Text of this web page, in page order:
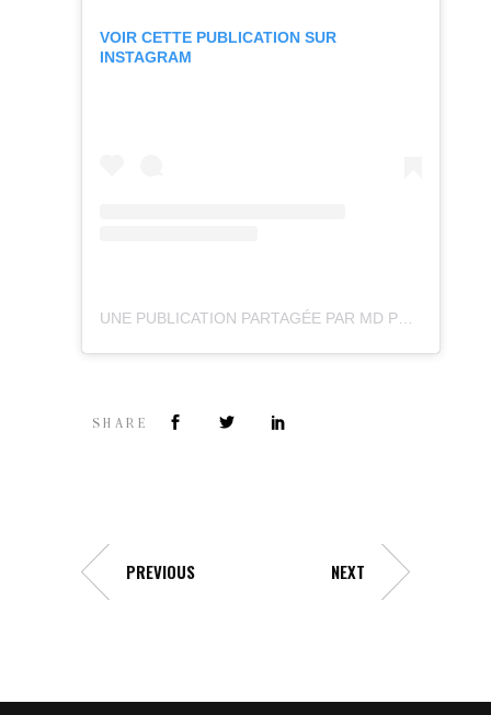
VOIR CETTE PUBLICATION SUR
INSTAGRAM
SHARE
PREVIOUS NEXT